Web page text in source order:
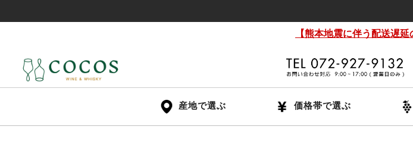
【熊本地震に伴う配送遅延
産地で選ぶ 価格帯で選ぶ